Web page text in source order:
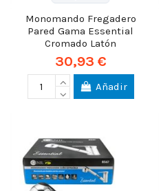
Monomando Fregadero
Pared Gama Essential
Cromado Latón
30,93 €
Añadir